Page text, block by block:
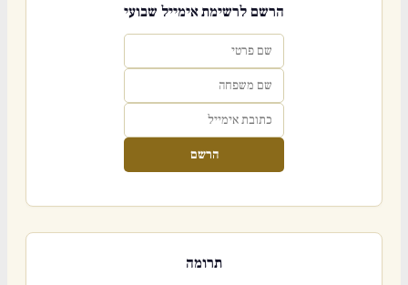
הרשם לרשימת אימייל שבועי
הרשם
תרומה